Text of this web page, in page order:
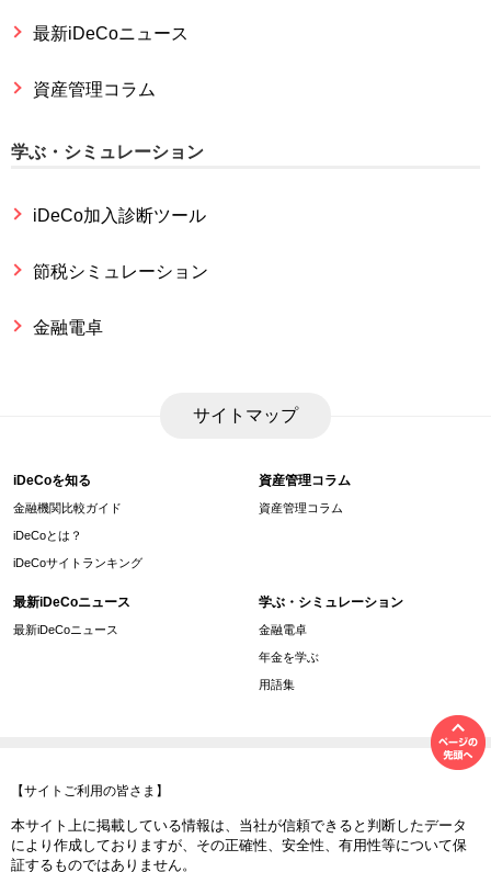
最新iDeCoニュース
資産管理コラム
学ぶ・シミュレーション
iDeCo加入診断ツール
節税シミュレーション
金融電卓
サイトマップ
iDeCoを知る
金融機関比較ガイド
iDeCoとは？
iDeCoサイトランキング
資産管理コラム
資産管理コラム
最新iDeCoニュース
最新iDeCoニュース
学ぶ・シミュレーション
金融電卓
年金を学ぶ
用語集
【サイトご利用の皆さま】
本サイト上に掲載している情報は、当社が信頼できると判断したデータ
により作成しておりますが、その正確性、安全性、有用性等について保
証するものではありません。